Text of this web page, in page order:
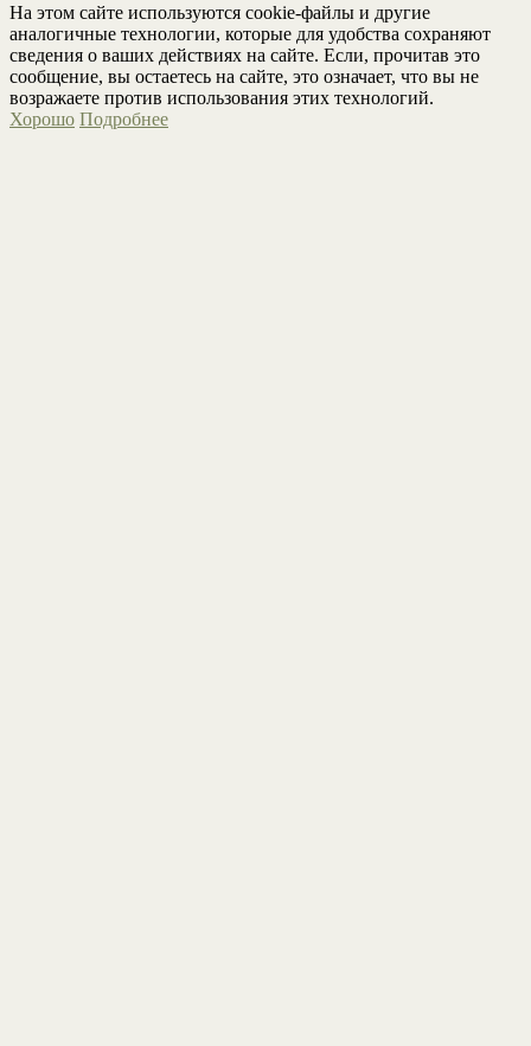
На этом сайте используются cookie-файлы и другие
аналогичные технологии, которые для удобства сохраняют
сведения о ваших действиях на сайте. Если, прочитав это
сообщение, вы остаетесь на сайте, это означает, что вы не
возражаете против использования этих технологий.
Хорошо Подробнее